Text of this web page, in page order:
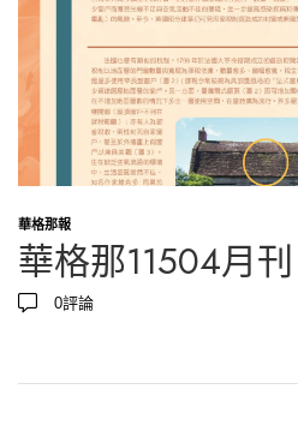
華格那報
華格那11504月刊
0評論